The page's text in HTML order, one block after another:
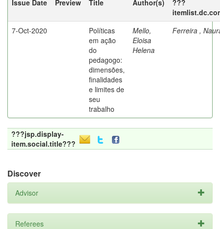
Issue Date Preview Title Author(s)
???
7-Oct-2020
Políticas
em ação
do
pedagogo:
dimensões,
finalidades
e limites de
seu
trabalho
Mello,
Eloisa
Helena
Ferreira ,
???jsp.display-
item.social.title???
Discover
Advisor
Referees